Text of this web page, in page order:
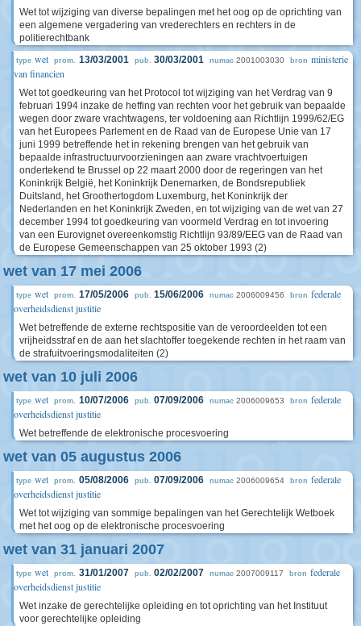
Wet tot wijziging van diverse bepalingen met het oog op de oprichting van
een algemene vergadering van vrederechters en rechters in de
politierechtbank
type wet prom. 13/03/2001 pub. 30/03/2001 numac 2001003030 bron ministerie
van financien
Wet tot goedkeuring van het Protocol tot wijziging van het Verdrag van 9
februari 1994 inzake de heffing van rechten voor het gebruik van bepaalde
wegen door zware vrachtwagens, ter voldoening aan Richtlijn 1999/62/EG
van het Europees Parlement en de Raad van de Europese Unie van 17
juni 1999 betreffende het in rekening brengen van het gebruik van
bepaalde infrastructuurvoorzieningen aan zware vrachtvoertuigen
ondertekend te Brussel op 22 maart 2000 door de regeringen van het
Koninkrijk België, het Koninkrijk Denemarken, de Bondsrepubliek
Duitsland, het Groothertogdom Luxemburg, het Koninkrijk der
Nederlanden en het Koninkrijk Zweden, en tot wijziging van de wet van 27
december 1994 tot goedkeuring van voormeld Verdrag en tot invoering
van een Eurovignet overeenkomstig Richtlijn 93/89/EEG van de Raad van
de Europese Gemeenschappen van 25 oktober 1993 (2)
wet van 17 mei 2006
type wet prom. 17/05/2006 pub. 15/06/2006 numac 2006009456 bron federale
overheidsdienst justitie
Wet betreffende de externe rechtspositie van de veroordeelden tot een
vrijheidsstraf en de aan het slachtoffer toegekende rechten in het raam van
de strafuitvoeringsmodaliteiten (2)
wet van 10 juli 2006
type wet prom. 10/07/2006 pub. 07/09/2006 numac 2006009653 bron federale
overheidsdienst justitie
Wet betreffende de elektronische procesvoering
wet van 05 augustus 2006
type wet prom. 05/08/2006 pub. 07/09/2006 numac 2006009654 bron federale
overheidsdienst justitie
Wet tot wijziging van sommige bepalingen van het Gerechtelijk Wetboek
met het oog op de elektronische procesvoering
wet van 31 januari 2007
type wet prom. 31/01/2007 pub. 02/02/2007 numac 2007009117 bron federale
overheidsdienst justitie
Wet inzake de gerechtelijke opleiding en tot oprichting van het Instituut
voor gerechtelijke opleiding